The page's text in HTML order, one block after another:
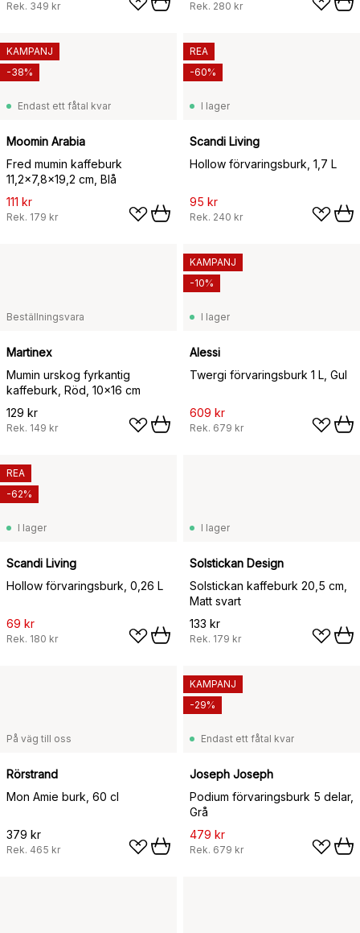
Rek. 349 kr Rek. 280 kr
Endast ett fåtal kvar
Moomin Arabia
Fred mumin kaffeburk
11,2x7,8x19,2 cm, Blå
111 kr
Rek. 179 kr
KAMPANJ
-38%
I lager
Scandi Living
Hollow förvaringsburk, 1,7 L
95 kr
Rek. 240 kr
REA
-60%
Beställningsvara
Martinex
Mumin urskog fyrkantig
kaffeburk, Röd, 10x16 cm
129 kr
Rek. 149 kr
I lager
Alessi
Twergi förvaringsburk 1 L, Gul
609 kr
Rek. 679 kr
KAMPANJ
-10%
I lager
Scandi Living
Hollow förvaringsburk, 0,26 L
69 kr
Rek. 180 kr
REA
-62%
I lager
Solstickan Design
Solstickan kaffeburk 20,5 cm,
Matt svart
133 kr
Rek. 179 kr
På väg till oss
Rörstrand
Mon Amie burk, 60 cl
379 kr
Rek. 465 kr
Endast ett fåtal kvar
Joseph Joseph
Podium förvaringsburk 5 delar,
Grå
479 kr
Rek. 679 kr
KAMPANJ
-29%